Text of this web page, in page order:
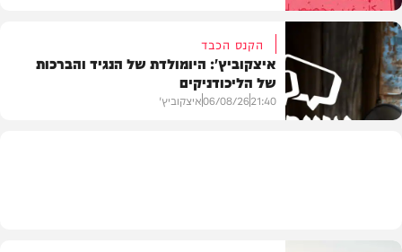
בארץ
הקנס הכבד
איצקוביץ': היומולדת של הנגיד והברכות
של הליכודניקים
21:40
06/08/26איצקוביץ'